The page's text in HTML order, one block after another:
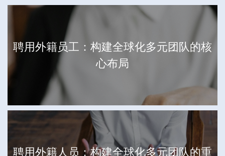
聘用外籍员工：构建全球化多元团队的核
心布局
聘用外籍人员：构建全球化多元团队的重